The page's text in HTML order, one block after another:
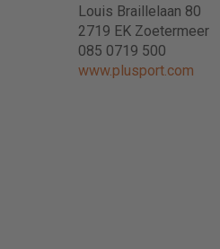
Louis Braillelaan 80
2719 EK Zoetermeer
085 0719 500
www.plusport.com